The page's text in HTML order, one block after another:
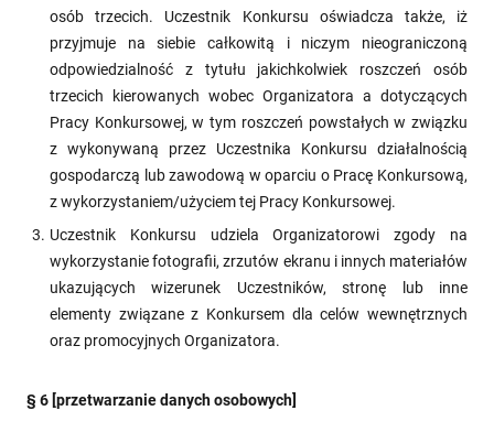
osób trzecich. Uczestnik Konkursu oświadcza także, iż
przyjmuje na siebie całkowitą i niczym nieograniczoną
odpowiedzialność z tytułu jakichkolwiek roszczeń osób
trzecich kierowanych wobec Organizatora a dotyczących
Pracy Konkursowej, w tym roszczeń powstałych w związku
z wykonywaną przez Uczestnika Konkursu działalnością
gospodarczą lub zawodową w oparciu o Pracę Konkursową,
z wykorzystaniem/użyciem tej Pracy Konkursowej.
Uczestnik Konkursu udziela Organizatorowi zgody na
wykorzystanie fotografii, zrzutów ekranu i innych materiałów
ukazujących wizerunek Uczestników, stronę lub inne
elementy związane z Konkursem dla celów wewnętrznych
oraz promocyjnych Organizatora.
§ 6 [przetwarzanie danych osobowych]